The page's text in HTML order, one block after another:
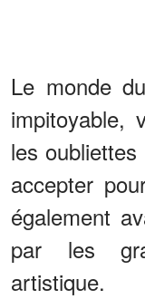
Le monde
impitoyable,
les
accepter
également
par les
artistique.